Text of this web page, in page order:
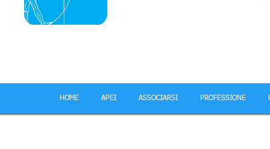
HOME APEI ASSOCIARSI PROFESSIONE